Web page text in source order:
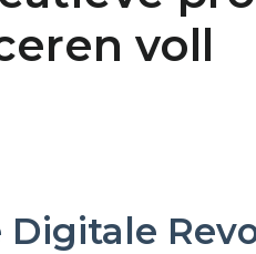
voll
Digitale